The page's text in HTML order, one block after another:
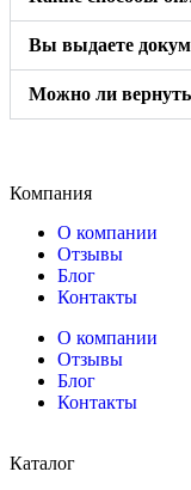
Вы выдаете
Можно ли вернуть
Компания
О компании
Отзывы
Блог
Контакты
О компании
Отзывы
Блог
Контакты
Каталог